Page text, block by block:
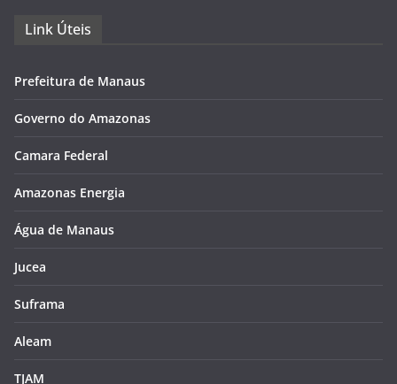
Link Úteis
Prefeitura de Manaus
Governo do Amazonas
Camara Federal
Amazonas Energia
Água de Manaus
Jucea
Suframa
Aleam
TJAM